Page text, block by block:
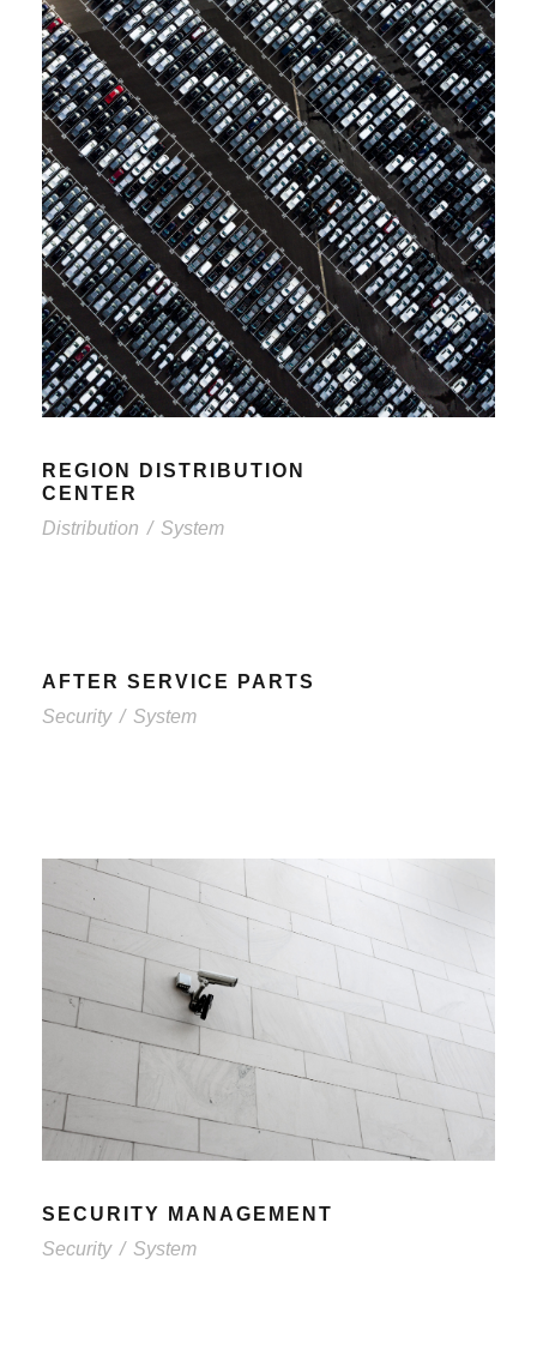
REGION DISTRIBUTION
CENTER
Distribution / System
AFTER SERVICE PARTS
Security / System
SECURITY MANAGEMENT
Security / System